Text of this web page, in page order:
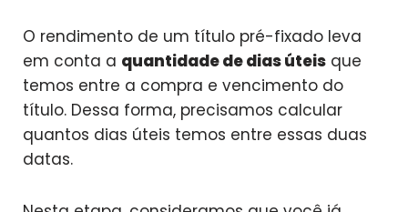
O rendimento de um título pré-fixado leva
em conta a quantidade de dias úteis que
temos entre a compra e vencimento do
título. Dessa forma, precisamos calcular
quantos dias úteis temos entre essas duas
datas.